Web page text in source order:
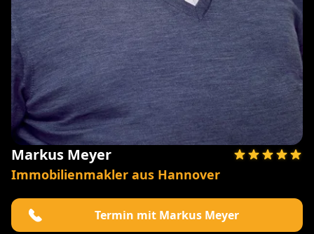
Markus Meyer
Immobilienmakler aus Hannover
Termin mit Markus Meyer